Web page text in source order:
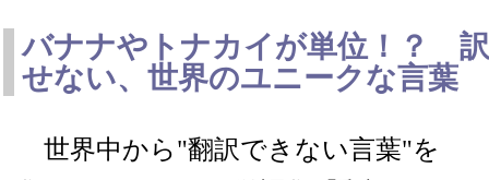
バナナやトナカイが単位！？
せない、世界のユニークな言葉
世界中から"翻訳できない言葉"を